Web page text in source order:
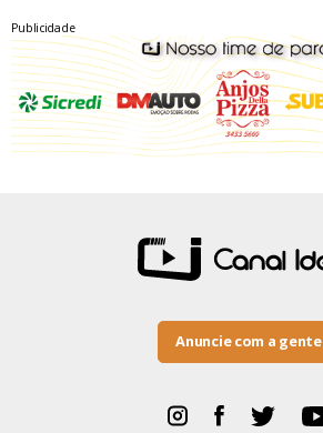
Publicidade
Anuncie com a gente